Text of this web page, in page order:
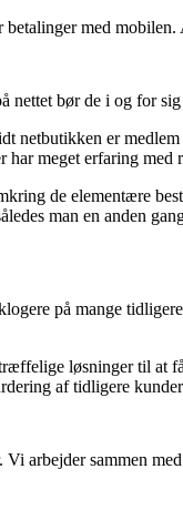
med
nettet bør de i og for
netbutikken er
meget erfaring
de elementære
man en anden
på mange
løsninger til at
af tidligere
arbejder sammen